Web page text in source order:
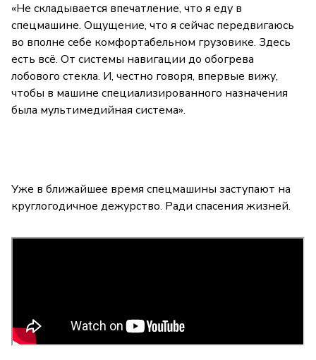
«Не складывается впечатление, что я еду в
спецмашине. Ощущение, что я сейчас передвигаюсь
во вполне себе комфортабельном грузовике. Здесь
есть всё. От системы навигации до обогрева
лобового стекла. И, честно говоря, впервые вижу,
чтобы в машине специализированного назначения
была мультимедийная система».
Уже в ближайшее время спецмашины заступают на
круглогодичное дежурство. Ради спасения жизней.